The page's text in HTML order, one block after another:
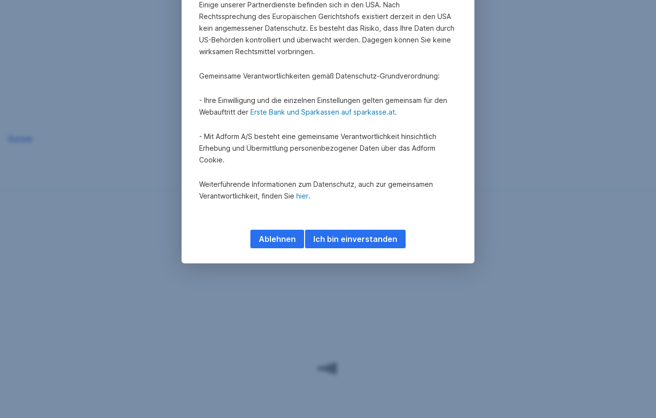
Einige unserer Partnerdienste befinden sich in den USA. Nach
Rechtssprechung des Europäischen Gerichtshofs existiert derzeit in den USA
kein angemessener Datenschutz. Es besteht das Risiko, dass Ihre Daten durch
US-Behörden kontrolliert und überwacht werden. Dagegen können Sie keine
wirksamen Rechtsmittel vorbringen.
Gemeinsame Verantwortlichkeiten gemäß Datenschutz-Grundverordnung:
- Ihre Einwilligung und die einzelnen Einstellungen gelten gemeinsam für den
Webauftritt der Erste Bank und Sparkassen auf sparkasse.at.
- Mit Adform A/S besteht eine gemeinsame Verantwortlichkeit hinsichtlich
Erhebung und Übermittlung personenbezogener Daten über das Adform
Cookie.
Weiterführende Informationen zum Datenschutz, auch zur gemeinsamen
Verantwortlichkeit, finden Sie hier.
Ich bin einverstanden
Ablehnen